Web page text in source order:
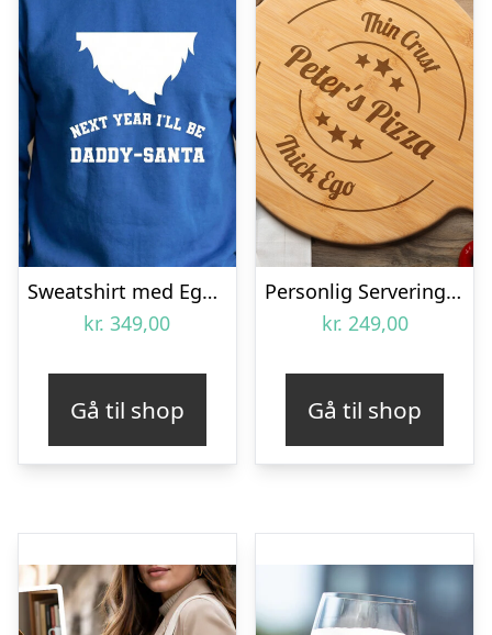
Sweatshirt med Egen Tekst – Julemotiv
kr. 349,00
Gå til shop
Personlig Serveringsbræt i Træ med Gravering – Pizza
kr. 249,00
Gå til shop